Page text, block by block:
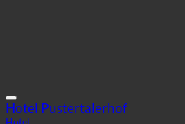
Hotel Pustertalerhof